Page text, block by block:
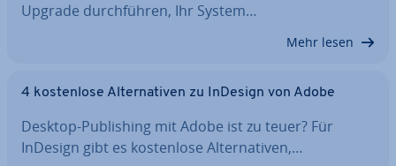
Upgrade durch­füh­ren, Ihr System…
Mehr lesen
4 kos­ten­lo­se Al­ter­na­ti­ven zu InDesign von Adobe
Desktop-Pu­bli­shing mit Adobe ist zu teuer? Für
InDesign gibt es kos­ten­lo­se Al­ter­na­ti­ven,…